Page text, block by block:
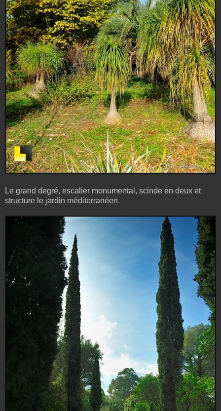
Le grand degré, escalier monumental, scinde en deux et
structure le jardin méditerranéen.